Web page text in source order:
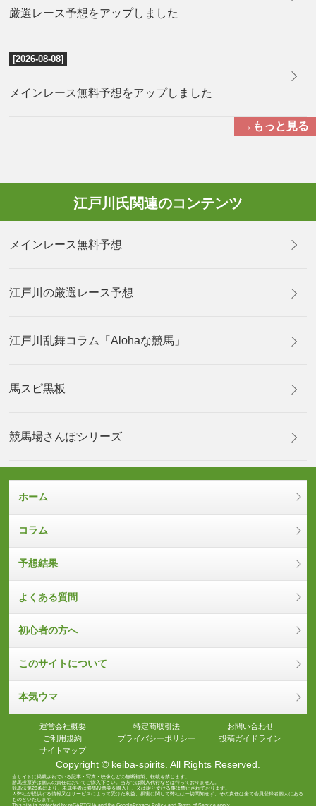
厳選レース予想をアップしました
[2026-08-08]
メインレース無料予想をアップしました
→もっと見る
江戸川氏関連のコンテンツ
メインレース無料予想
江戸川の厳選レース予想
江戸川乱舞コラム「Alohaな競馬」
馬スピ黒板
競馬場さんぽシリーズ
ホーム
コラム
予想結果
よくある質問
初心者の方へ
このサイトについて
本気ウマ
運営会社概要 特定商取引法
お問い合わせ
ご利用規約
プライバシーポリシー
投稿ガイドライン
サイトマップ
Copyright © keiba-spirits. All Rights Reserved.
当サイトに掲載されている記事・写真・映像などの無断複製、転載を禁じます。
勝馬投票券は個人の責任においてご購入下さい。当方では購入代行などは行っておりません。
競馬法第28条により、未成年者は勝馬投票券を購入し、又は譲り受ける事は禁止されております。
※弊社が提供する情報又はサービスによって受けた利益、損害に関して弊社は一切関知せず、その責任は全て会員登録者個人にある
ものといたします。
This site is protected by reCAPTCHA and the GooglePrivacy Policyand Terms of Serviceapply.